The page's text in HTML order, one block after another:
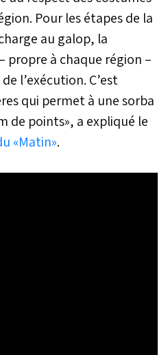
Pour les étapes de la
au galop, la
propre à chaque région –
l’exécution. C’est
qui permet à une sorba
de points», a expliqué le
«Matin».